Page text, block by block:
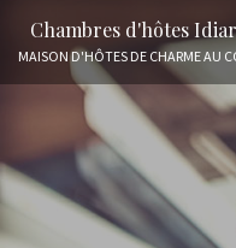
Chambres d'hôtes
MAISON D'HÔTES DE CHARME AU